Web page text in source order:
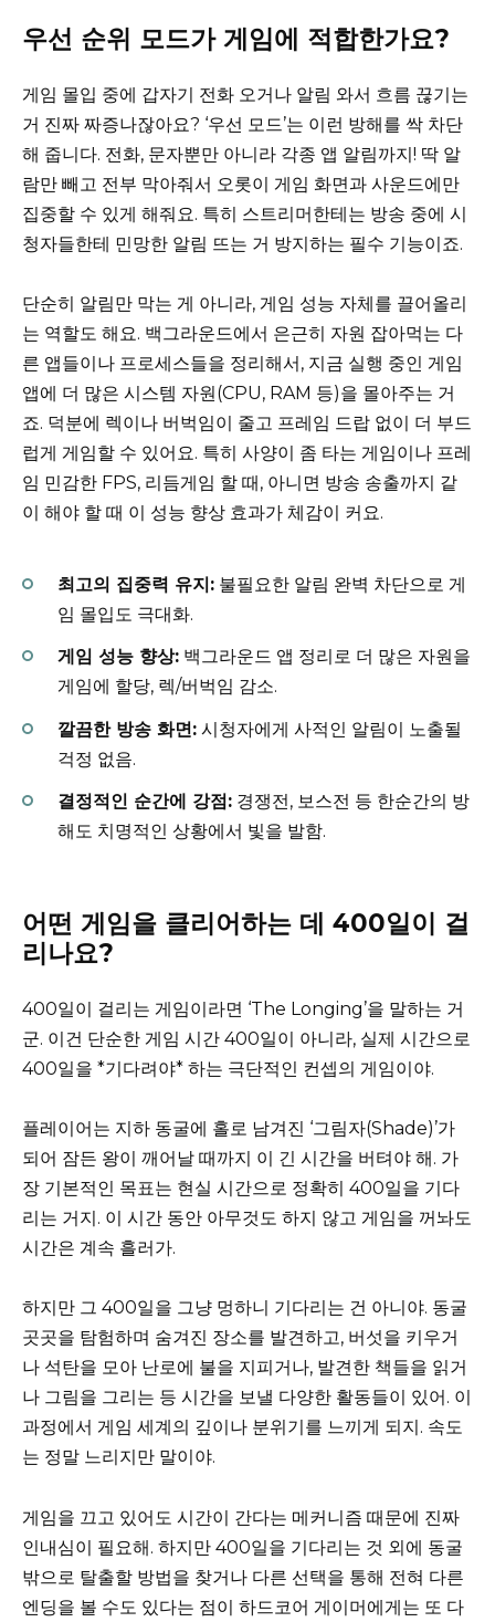
우선 순위 모드가 게임에 적합한가요?
게임 몰입 중에 갑자기 전화 오거나 알림 와서 흐름 끊기는
거 진짜 짜증나잖아요? ‘우선 모드’는 이런 방해를 싹 차단
해 줍니다. 전화, 문자뿐만 아니라 각종 앱 알림까지! 딱 알
람만 빼고 전부 막아줘서 오롯이 게임 화면과 사운드에만
집중할 수 있게 해줘요. 특히 스트리머한테는 방송 중에 시
청자들한테 민망한 알림 뜨는 거 방지하는 필수 기능이죠.
단순히 알림만 막는 게 아니라, 게임 성능 자체를 끌어올리
는 역할도 해요. 백그라운드에서 은근히 자원 잡아먹는 다
른 앱들이나 프로세스들을 정리해서, 지금 실행 중인 게임
앱에 더 많은 시스템 자원(CPU, RAM 등)을 몰아주는 거
죠. 덕분에 렉이나 버벅임이 줄고 프레임 드랍 없이 더 부드
럽게 게임할 수 있어요. 특히 사양이 좀 타는 게임이나 프레
임 민감한 FPS, 리듬게임 할 때, 아니면 방송 송출까지 같
이 해야 할 때 이 성능 향상 효과가 체감이 커요.
최고의 집중력 유지: 불필요한 알림 완벽 차단으로 게
임 몰입도 극대화.
게임 성능 향상: 백그라운드 앱 정리로 더 많은 자원을
게임에 할당, 렉/버벅임 감소.
깔끔한 방송 화면: 시청자에게 사적인 알림이 노출될
걱정 없음.
결정적인 순간에 강점: 경쟁전, 보스전 등 한순간의 방
해도 치명적인 상황에서 빛을 발함.
어떤 게임을 클리어하는 데 400일이 걸
리나요?
400일이 걸리는 게임이라면 ‘The Longing’을 말하는 거
군. 이건 단순한 게임 시간 400일이 아니라, 실제 시간으로
400일을 *기다려야* 하는 극단적인 컨셉의 게임이야.
플레이어는 지하 동굴에 홀로 남겨진 ‘그림자(Shade)’가
되어 잠든 왕이 깨어날 때까지 이 긴 시간을 버텨야 해. 가
장 기본적인 목표는 현실 시간으로 정확히 400일을 기다
리는 거지. 이 시간 동안 아무것도 하지 않고 게임을 꺼놔도
시간은 계속 흘러가.
하지만 그 400일을 그냥 멍하니 기다리는 건 아니야. 동굴
곳곳을 탐험하며 숨겨진 장소를 발견하고, 버섯을 키우거
나 석탄을 모아 난로에 불을 지피거나, 발견한 책들을 읽거
나 그림을 그리는 등 시간을 보낼 다양한 활동들이 있어. 이
과정에서 게임 세계의 깊이나 분위기를 느끼게 되지. 속도
는 정말 느리지만 말이야.
게임을 끄고 있어도 시간이 간다는 메커니즘 때문에 진짜
인내심이 필요해. 하지만 400일을 기다리는 것 외에 동굴
밖으로 탈출할 방법을 찾거나 다른 선택을 통해 전혀 다른
엔딩을 볼 수도 있다는 점이 하드코어 게이머에게는 또 다